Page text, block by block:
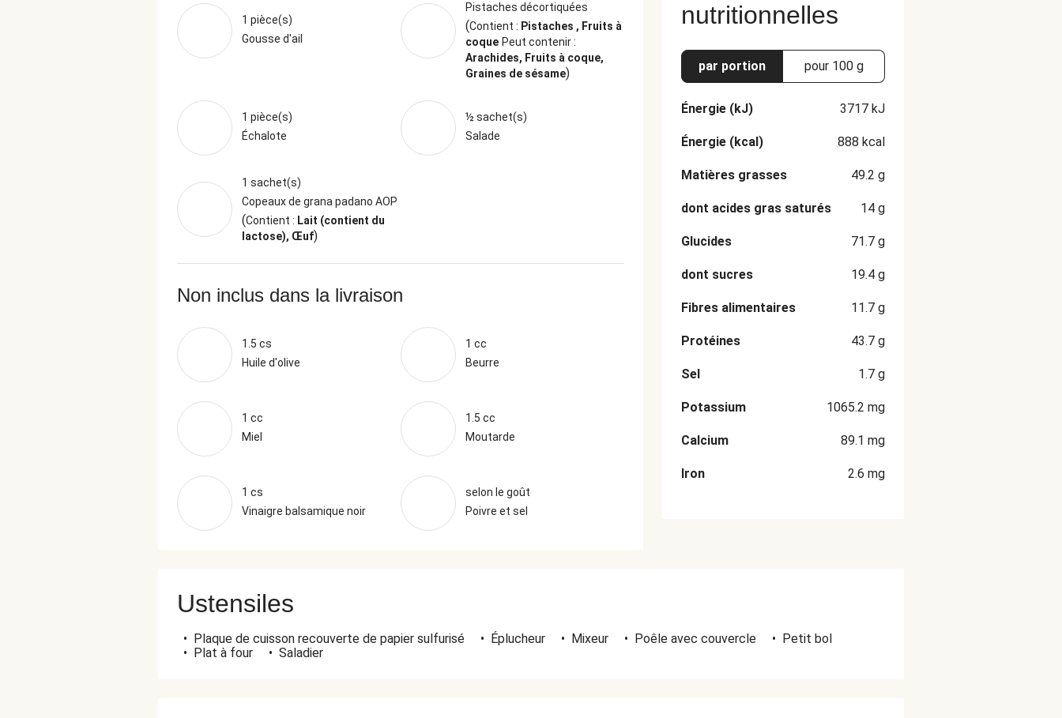
1 pièce(s)
Gousse d'ail
Pistaches décortiquées
(Contient : Pistaches , Fruits à
coque Peut contenir :
Arachides, Fruits à coque,
Graines de sésame)
1 pièce(s)
Échalote
½ sachet(s)
Salade
1 sachet(s)
Copeaux de grana padano AOP
(Contient : Lait (contient du
lactose), Œuf)
Non inclus dans la livraison
1.5 cs
Huile d'olive
1 cc
Beurre
1 cc
Miel
1.5 cc
Moutarde
1 cs
Vinaigre balsamique noir
selon le goût
Poivre et sel
nutritionnelles
par portion pour 100 g
Énergie (kJ) 3717 kJ
Énergie (kcal) 888 kcal
Matières grasses 49.2 g
dont acides gras saturés 14 g
Glucides 71.7 g
dont sucres 19.4 g
Fibres alimentaires 11.7 g
Protéines 43.7 g
Sel 1.7 g
Potassium 1065.2 mg
Calcium 89.1 mg
Iron 2.6 mg
Ustensiles
• Plaque de cuisson recouverte de papier sulfurisé • Éplucheur • Mixeur • Poêle avec couvercle • Petit bol
• Plat à four • Saladier